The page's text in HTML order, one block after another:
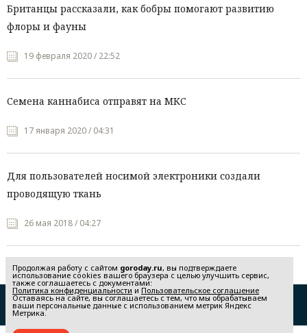
Британцы рассказали, как бобры помогают развитию
флоры и фауны
19 февраля 2020 / 22:52
Семена каннабиса отправят на МКС
17 января 2020 / 04:31
Для пользователей носимой электроники создали
проводящую ткань
26 мая 2018 / 04:27
Редакция
Реклама
Продолжая работу с сайтом goroday.ru, вы подтверждаете
использование cookies вашего браузера с целью улучшить сервис,
также соглашаетесь с документами:
Политика конфиденциальности и Пользовательское соглашение
Оставаясь на сайте, вы соглашаетесь с тем, что мы обрабатываем
ваши персональные данные с использованием метрик Яндекс
Метрика.